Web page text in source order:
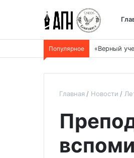
Популярное Боровое:
Главная Новости